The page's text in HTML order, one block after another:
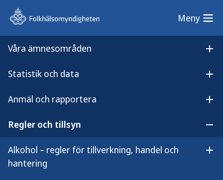
Meny
Våra ämnesområden
Statistik och data
Anmäl och rapportera
Regler och tillsyn
Alkohol – regler för tillverkning, handel och
hantering
Meny
Sök på webbplatsen
Alkohollagen – stöd för dig
som handläggare
Det här är ett tolkningsstöd om alkohollagens